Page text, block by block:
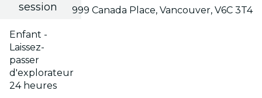
session
Enfant -
Laissez-
passer
d'explorateur
24 heures
999 Canada Place, Vancouver, V6C 3T4